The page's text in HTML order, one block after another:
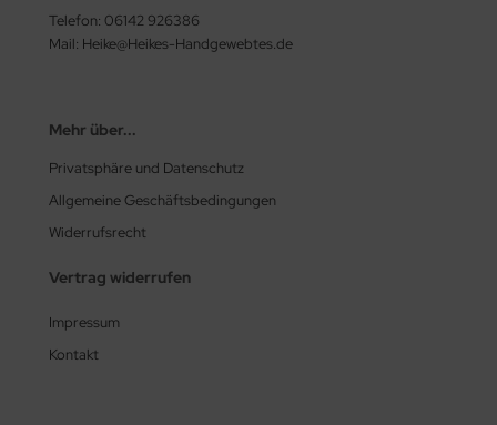
Telefon: 06142 926386
Mail: Heike@Heikes-Handgewebtes.de
Mehr über...
Privatsphäre und Datenschutz
Allgemeine Geschäftsbedingungen
Widerrufsrecht
Vertrag widerrufen
Impressum
Kontakt